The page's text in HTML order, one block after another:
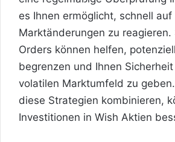
es Ihnen ermöglicht, schnell auf
Marktänderungen zu
Orders können helfen,
begrenzen und Ihnen
volatilen Marktumfeld zu
diese Strategien kombinieren,
Investitionen in Wish Aktien